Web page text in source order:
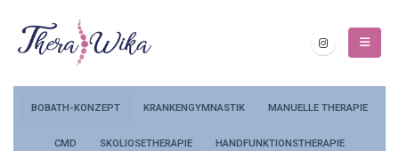
BOBATH-KONZEPT KRANKENGYMNASTIK MANUELLE THERAPIE
CMD SKOLIOSETHERAPIE HANDFUNKTIONSTHERAPIE